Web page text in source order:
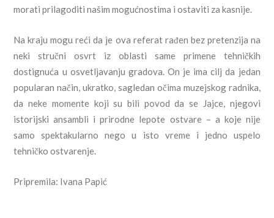
morati prilagoditi našim mogućnostima i ostaviti za kasnije.
Na kraju mogu reći da je ova referat rađen bez pretenzija na
neki stručni osvrt iz oblasti same primene tehničkih
dostignuća u osvetljavanju gradova. On je ima cilj da jedan
popularan način, ukratko, sagledan očima muzejskog radnika,
da neke momente koji su bili povod da se Jajce, njegovi
istorijski ansambli i prirodne lepote ostvare – a koje nije
samo spektakularno nego u isto vreme i jedno uspelo
tehničko ostvarenje.
Pripremila: Ivana Papić